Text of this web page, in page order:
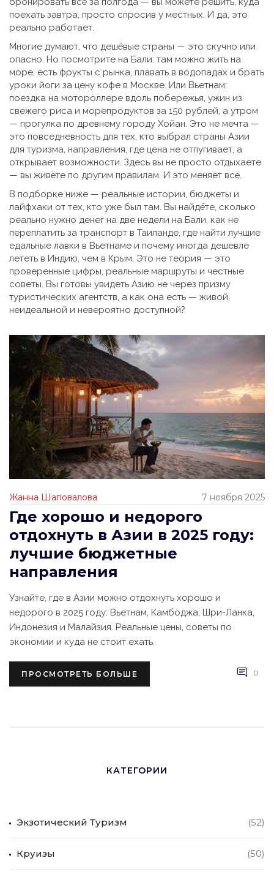
поехать завтра, просто спросив у местных. И да, это
реально работает.
Многие думают, что дешёвые страны — это скучно или
опасно. Но посмотрите на Бали: там можно жить на
море, есть фрукты с рынка, плавать в водопадах и брать
уроки йоги за цену кофе в Москве. Или Вьетнам:
поездка на мотороллере вдоль побережья, ужин из
свежего риса и морепродуктов за 150 рублей, а утром
— прогулка по древнему городу Хойан. Это не мечта —
это повседневность для тех, кто выбрал страны Азии
для туризма, направления, где цена не отпугивает, а
открывает возможности. Здесь вы не просто отдыхаете
— вы живёте по другим правилам. И это меняет всё.
В подборке ниже — реальные истории, бюджеты и
лайфхаки от тех, кто уже был там. Вы найдёте, сколько
реально нужно денег на две недели на Бали, как не
переплатить за транспорт в Таиланде, где найти лучшие
едальные лавки в Вьетнаме и почему иногда дешевле
лететь в Индию, чем в Крым. Это не теория — это
проверенные цифры, реальные маршруты и честные
советы. Вы готовы увидеть Азию не через призму
туристических агентств, а как она есть — живой,
неидеальной и невероятно доступной?
Жанна Шаповалова 7 ноября 2025
Где хорошо и недорого
отдохнуть в Азии в 2025 году:
лучшие бюджетные
направления
Узнайте, где в Азии можно отдохнуть хорошо и
недорого в 2025 году: Вьетнам, Камбоджа, Шри-Ланка,
Индонезия и Малайзия. Реальные цены, советы по
экономии и куда не стоит ехать.
ПРОСМОТРЕТЬ БОЛЬШЕ 0
КАТЕГОРИИ
Экзотический Туризм (52)
Круизы (50)